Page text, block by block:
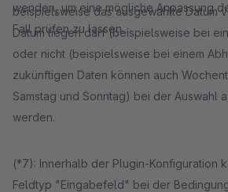
wenden, um eine mögliche Anpassung des Plugins für Ihren
Fall prüfen zu lassen.
beispielsweise das ausgewählte Datum vor dem aktuellen
Datum liegen darf (beispielsweise bei einem Geburtsdatum)
oder nicht (beispielsweise bei einem Abholdatum). Bei
zukünftigen Daten können auch Wochentage
Samstag und Sonntag) bei der Auswahl
werden.
(*7): Innerhalb der Plugin-Konfiguration
Feldtyp "Eingabefeld" bei der